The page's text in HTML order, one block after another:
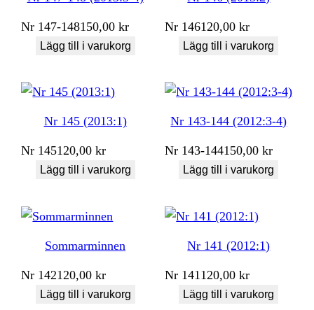
Nr 147-148150,00kr
Lägg till i varukorg
Nr 146120,00kr
Lägg till i varukorg
Nr 145 (2013:1)
Nr 145120,00kr
Lägg till i varukorg
Nr 143-144 (2012:3-4)
Nr 143-144150,00kr
Lägg till i varukorg
Sommarminnen
Nr 142120,00kr
Lägg till i varukorg
Nr 141 (2012:1)
Nr 141 120,00kr
Lägg till i varukorg